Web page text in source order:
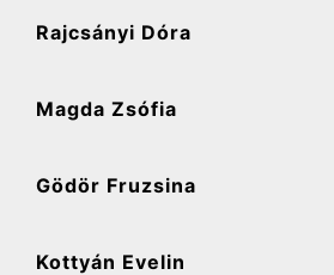
Rajcsányi Dóra
Magda Zsófia
Gödör Fruzsina
Kottyán Evelin